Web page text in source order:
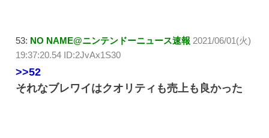
53: NO NAME@ニンテンドーニュース速報 2021/06/01(火)
19:37:20.54 ID:2JvAx1S30
>>52
それなブレワイはクオリティも売上も良かった